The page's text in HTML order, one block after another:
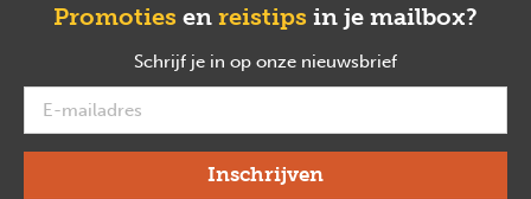
Promoties en reistips in je mailbox?
Schrijf je in op onze nieuwsbrief